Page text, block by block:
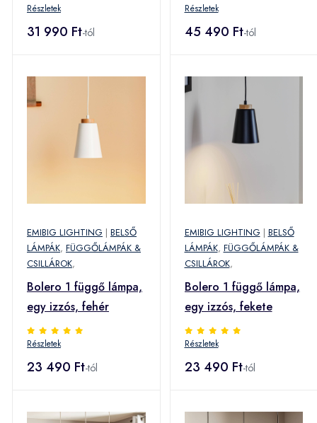
Részletek
31 990 Ft-tól
Részletek
45 490 Ft-tól
EMIBIG LIGHTING | BELSŐ
LÁMPÁK, FÜGGŐLÁMPÁK &
CSILLÁROK,
Bolero 1 függő lámpa,
egy izzós, fehér
Részletek
23 490 Ft-tól
EMIBIG LIGHTING | BELSŐ
LÁMPÁK, FÜGGŐLÁMPÁK &
CSILLÁROK,
Bolero 1 függő lámpa,
egy izzós, fekete
Részletek
23 490 Ft-tól